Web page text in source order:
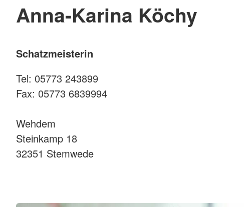
Anna-Karina Köchy
Schatzmeisterin
Tel: 05773 243899
Fax: 05773 6839994
Wehdem
Steinkamp 18
32351 Stemwede